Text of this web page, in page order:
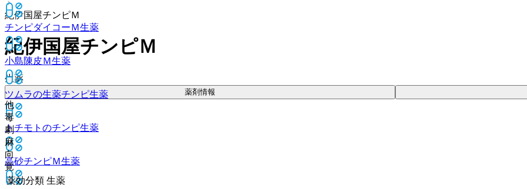
チンピダイコーＭ生薬
小島陳皮Ｍ生薬
ツムラの生薬チンピ生薬
トチモトのチンピ生薬
高砂チンピＭ生薬
紀伊国屋チンピＭ
紀伊国屋チンピＭ
生薬
薬剤情報
他
毒
劇
麻
向
覚
薬効分類 生薬